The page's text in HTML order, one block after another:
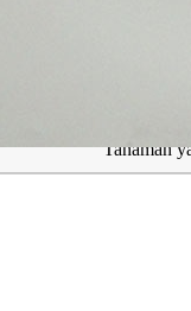
Tanaman
Tanaman